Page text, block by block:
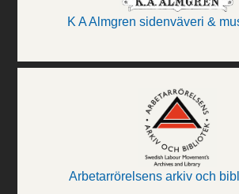
K A Almgren sidenväveri &
Arbetarrörelsens arkiv och